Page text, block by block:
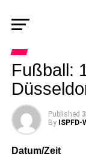
Fußball:
Published
By ISPFD-
Datum/Zeit